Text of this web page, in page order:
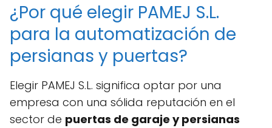
¿Por qué elegir PAMEJ S.L.
para la automatización de
persianas y puertas?
Elegir PAMEJ S.L. significa optar por una
empresa con una sólida reputación en el
sector de puertas de garaje y persianas